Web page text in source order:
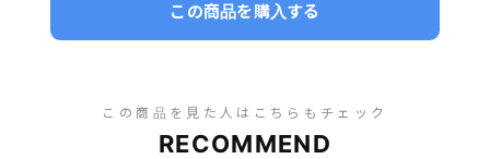
この商品を購入する
この商品を見た人はこちらもチェック
RECOMMEND